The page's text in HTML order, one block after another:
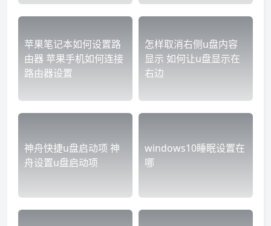
苹果笔记本如何设置路
由器 苹果手机如何连接
路由器设置
怎样取消右侧u盘内容
显示 如何让u盘显示在
右边
神舟快捷u盘启动项 神
舟设置u盘启动项
windows10睡眠设置在
哪